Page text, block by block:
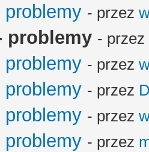
- przez
problemy - przez
- przez
- przez
- przez
- przez